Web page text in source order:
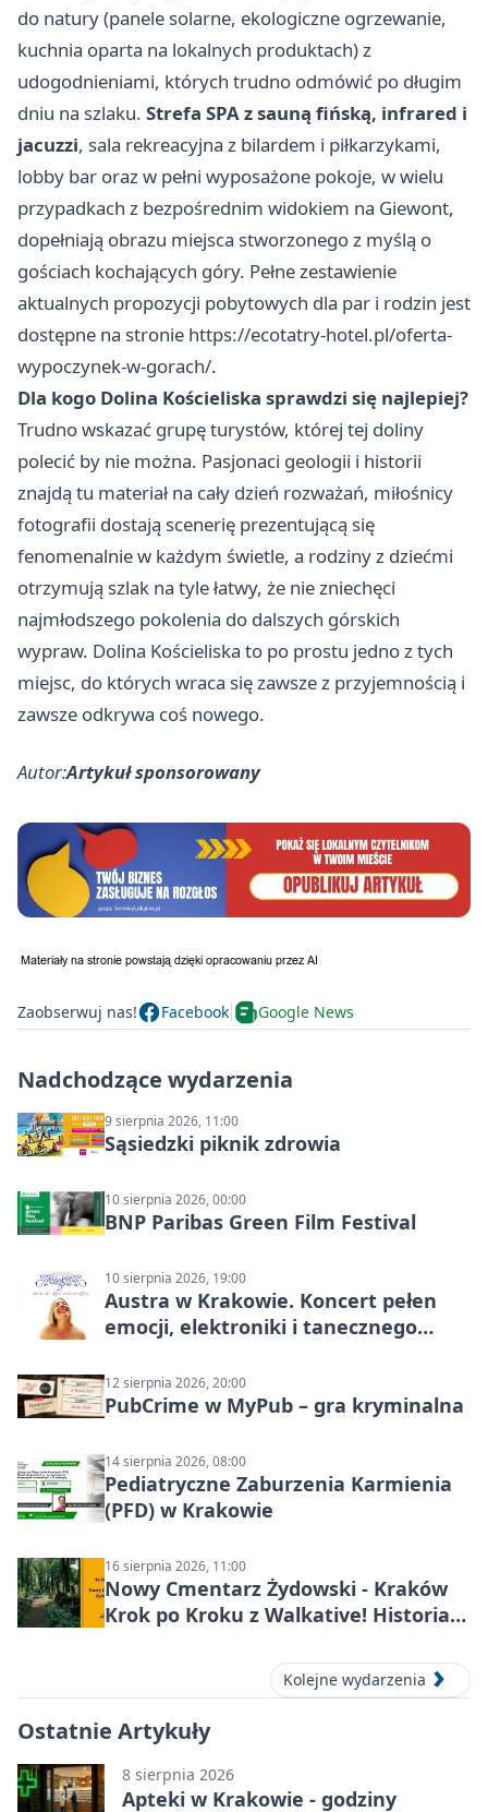
do natury (panele solarne, ekologiczne ogrzewanie,
kuchnia oparta na lokalnych produktach) z
udogodnieniami, których trudno odmówić po długim
dniu na szlaku. Strefa SPA z sauną fińską, infrared i
jacuzzi, sala rekreacyjna z bilardem i piłkarzykami,
lobby bar oraz w pełni wyposażone pokoje, w wielu
przypadkach z bezpośrednim widokiem na Giewont,
dopełniają obrazu miejsca stworzonego z myślą o
gościach kochających góry. Pełne zestawienie
aktualnych propozycji pobytowych dla par i rodzin jest
dostępne na stronie https://ecotatry-hotel.pl/oferta-
wypoczynek-w-gorach/.
Dla kogo Dolina Kościeliska sprawdzi się najlepiej?
Trudno wskazać grupę turystów, której tej doliny
polecić by nie można. Pasjonaci geologii i historii
znajdą tu materiał na cały dzień rozważań, miłośnicy
fotografii dostają scenerię prezentującą się
fenomenalnie w każdym świetle, a rodziny z dziećmi
otrzymują szlak na tyle łatwy, że nie zniechęci
najmłodszego pokolenia do dalszych górskich
wypraw. Dolina Kościeliska to po prostu jedno z tych
miejsc, do których wraca się zawsze z przyjemnością i
zawsze odkrywa coś nowego.
Autor:Artykuł sponsorowany
Zaobserwuj nas! Facebook Google News
Nadchodzące wydarzenia
9 sierpnia 2026, 11:00
Sąsiedzki piknik zdrowia
10 sierpnia 2026, 00:00
BNP Paribas Green Film Festival
10 sierpnia 2026, 19:00
Austra w Krakowie. Koncert pełen
emocji, elektroniki i tanecznego
12 sierpnia 2026, 20:00
PubCrime w MyPub – gra kryminalna
14 sierpnia 2026, 08:00
Pediatryczne Zaburzenia Karmienia
(PFD) w Krakowie
16 sierpnia 2026, 11:00
Nowy Cmentarz Żydowski - Kraków
Krok po Kroku z Walkative! Historia
Kolejne wydarzenia
Ostatnie Artykuły
8 sierpnia 2026
Apteki w Krakowie - godziny